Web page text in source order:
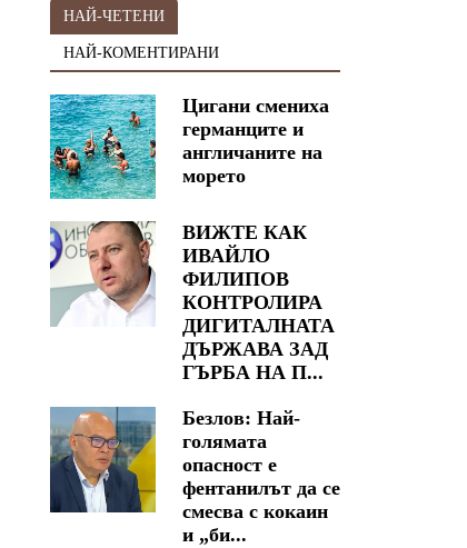
НАЙ-ЧЕТЕНИ
НАЙ-КОМЕНТИРАНИ
Цигани смениха
германците и
англичаните на
морето
ВИЖТЕ КАК
ИВАЙЛО
ФИЛИПОВ
КОНТРОЛИРА
ДИГИТАЛНАТА
ДЪРЖАВА ЗАД
ГЪРБА НА П...
Безлов: Най-
голямата
опасност е
фентанилът да се
смесва с кокаин
и „би...